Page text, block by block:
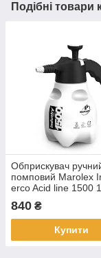
Подібні товари
Обприскувач
помповий Marolex
erco Acid line 1500
840 ₴
Купити